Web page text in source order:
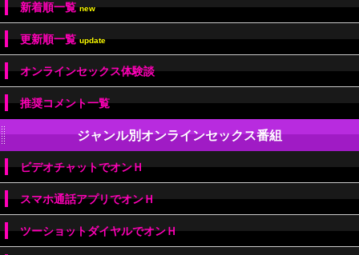
新着順一覧new
更新順一覧update
オンラインセックス体験談
推奨コメント一覧
ジャンル別オンラインセックス番組
ビデオチャットでオンＨ
スマホ通話アプリでオンＨ
ツーショットダイヤルでオンＨ